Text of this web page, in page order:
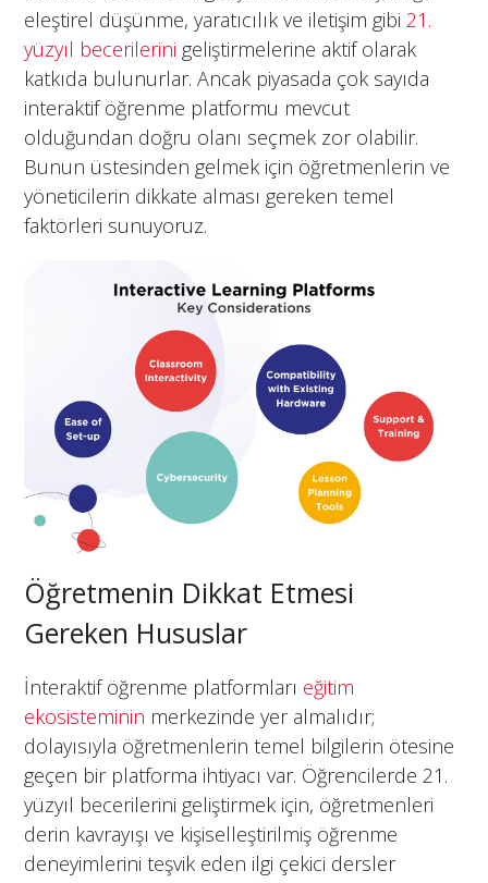
eleştirel düşünme, yaratıcılık ve iletişim gibi21.
yüzyıl becerilerini geliştirmelerine aktif olarak
katkıda bulunurlar. Ancak piyasada çok sayıda
interaktif öğrenme platformu mevcut
olduğundan doğru olanı seçmek zor olabilir.
Bunun üstesinden gelmek için öğretmenlerin ve
yöneticilerin dikkate alması gereken temel
faktörleri sunuyoruz.
Öğretmenin Dikkat Etmesi
Gereken Hususlar
İnteraktif öğrenme platformları eğitim
ekosisteminin merkezinde yer almalıdır;
dolayısıyla öğretmenlerin temel bilgilerin ötesine
geçen bir platforma ihtiyacı var. Öğrencilerde 21.
yüzyıl becerilerini geliştirmek için, öğretmenleri
derin kavrayışı ve kişiselleştirilmiş öğrenme
deneyimlerini teşvik eden ilgi çekici dersler